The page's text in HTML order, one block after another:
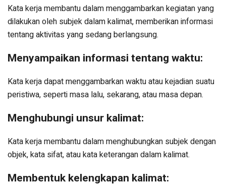
Kata kerja membantu dalam menggambarkan kegiatan yang
dilakukan oleh subjek dalam kalimat, memberikan informasi
tentang aktivitas yang sedang berlangsung.
Menyampaikan informasi tentang waktu:
Kata kerja dapat menggambarkan waktu atau kejadian suatu
peristiwa, seperti masa lalu, sekarang, atau masa depan.
Menghubungi unsur kalimat:
Kata kerja membantu dalam menghubungkan subjek dengan
objek, kata sifat, atau kata keterangan dalam kalimat.
Membentuk kelengkapan kalimat: